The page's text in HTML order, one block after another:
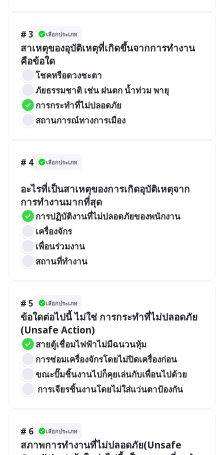
# 3 เลือกประเภท
สาเหตุของอุบัติเหตุที่เกิดขึ้นจากการทำงาน
คือข้อใด
โชคหรือดวงชะตา
ภัยธรรมชาติ เช่น ฝนตก น้ำท่วม พายุ
การกระทำที่ไม่ปลอดภัย
สถานการณ์ทางการเมือง
# 4 เลือกประเภท
อะไรที่เป็นสาเหตุของการเกิดอุบัติเหตุจาก
การทำงานมากที่สุด
การปฏิบัติงานที่ไม่ปลอดภัยของพนักงาน
เครื่องจักร
เพื่อนร่วมงาน
สถานที่ทำงาน
# 5 เลือกประเภท
ข้อใดต่อไปนี้ ไม่ใช่ การกระทำที่ไม่ปลอดภัย
(Unsafe Action)
สายตู้เชื่อมไฟฟ้าไม่มีฉนวนหุ้ม
การซ่อมเครื่องจักรโดยไม่ปิดเครื่องก่อน
ขณะปั๊มชิ้นงานไปก็คุยเล่นกับเพื่อนไปด้วย
การเจียรชิ้นงานโดยไม่ใส่แว่นตาป้องกัน
# 6 เลือกประเภท
สภาพการทำงานที่ไม่ปลอดภัย(Unsafe